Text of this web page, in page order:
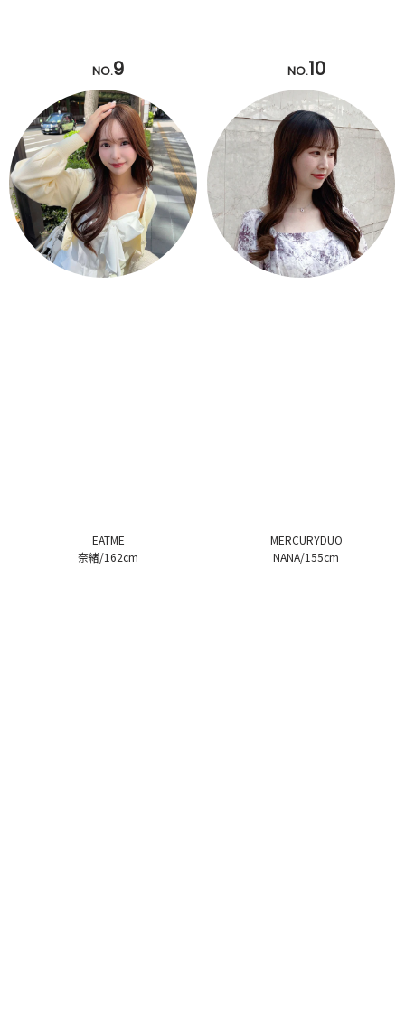
NO.9
EATME
奈緒/162cm
NO.10
MERCURYDUO
NANA/155cm